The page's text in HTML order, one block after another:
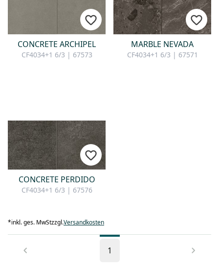
CONCRETE ARCHIPEL
CF4034+1 6/3 | 67573
MARBLE NEVADA
CF4034+1 6/3 | 67571
CONCRETE PERDIDO
CF4034+1 6/3 | 67576
*inkl. ges. MwStzzgl.Versandkosten
1